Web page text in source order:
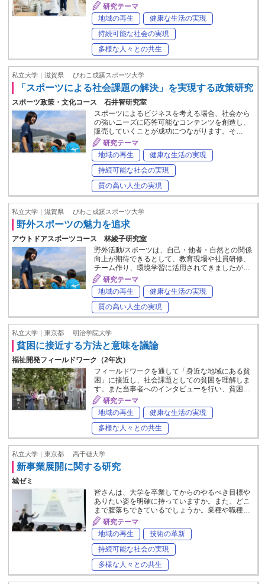
研究テーマ
地域の再生
健康な生活の実現
持続可能な社会の実現
多様な人々との共生
私立大学｜滋賀県 びわこ成蹊スポーツ大学
「スポーツによる社会課題の解決」を実現する政策研究
スポーツ政策・文化コース 石井智研究室
スポーツによるビジネスを考える場合、社会から
の強いニーズに応答可能なコンテンツを創造し、
販売していくことが成功につながります。そ…
研究テーマ
地域の再生
健康な生活の実現
持続可能な社会の実現
質の高い人生の実現
私立大学｜滋賀県 びわこ成蹊スポーツ大学
野外スポーツの魅力を追求
アウトドアスポーツコース 林綾子研究室
野外活動/スポーツは、自己・他者・自然との関係
向上が期待できるとして、教育現場や社員研修、
チーム作り、環境学習に活用されてきましたが…
研究テーマ
地域の再生
健康な生活の実現
質の高い人生の実現
私立大学｜東京都 明治学院大学
貧困に接近する方法と意味を議論
福祉開発フィールドワーク（2年次）
フィールドワークを通して「身近な地域にある貧
困」に接近し、社会課題としての貧困を理解しま
す。また当事者へのインタビューを行い、貧困…
研究テーマ
地域の再生
健康な生活の実現
多様な人々との共生
私立大学｜東京都 高千穂大学
新事業展開に関する研究
城ゼミ
皆さんは、大学を卒業してからのやるべき目標や
ありたい姿を明確に持っていますか。また、どこ
まで腹落ちできているでしょうか。業種や職種…
研究テーマ
地域の再生
技術の革新
持続可能な社会の実現
多様な人々との共生